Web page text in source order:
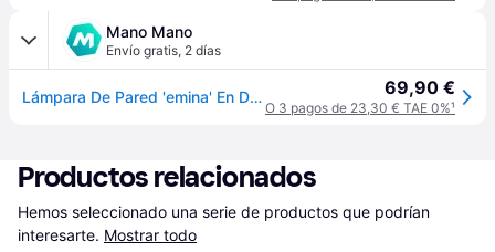
Mano Mano
Envío gratis, 2 días
Lámpara De Pared 'emina' En Dorado Cerámica, Arcilla, Yeso - Lindby 69,90 €
O 3 pagos de 23,30 € TAE 0%¹
Productos relacionados
Hemos seleccionado una serie de productos que podrían
interesarte. Mostrar todo